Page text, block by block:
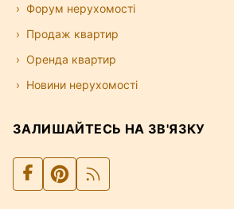
Форум нерухомості
Продаж квартир
Оренда квартир
Новини нерухомості
ЗАЛИШАЙТЕСЬ НА ЗВ'ЯЗКУ